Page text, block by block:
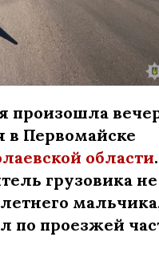
произошла
в Первомайске
области.
грузовика не
по проезжей